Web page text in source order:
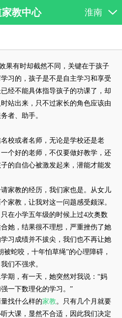
教中心 淮南
有时却截然不同，关键在于孩子
习的，孩子是不是自主学习和享受
经不能具体指导孩子的功课了，却
站出来，只不过家长的角色应该由
者、助手。
校或者名师，无论是学校还是老
个好的老师，不仅要做好教学，还
的自信心被激发起来，潜能才能发
教的经历，我们家也是。从女儿
家教，让我对这一问题感受颇深。
小学五年级的时候上过4次奥数
她，结果很不理想，严重挫伤了她
习成绩并不拔尖，我们也不再让她
蛇咬，十年怕草绳”的心理障碍，
们不强求。
，有一天，她突然对我说：“妈
一下数理化的学习。”
找什么样的家教。只有几个月就要
大课，显然不合适，因此我们决定